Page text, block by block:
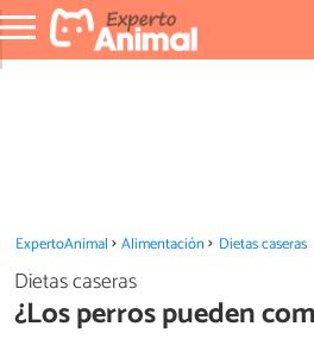
ExpertoAnimal Alimentación Dietas caseras
Dietas caseras
¿Los perros pueden